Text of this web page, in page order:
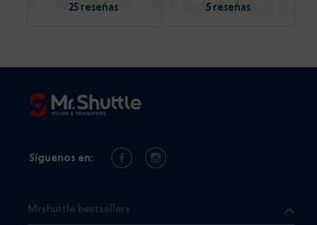
25 reseñas 5 reseñas
Mrshuttle bestsellers
Síguenos en: